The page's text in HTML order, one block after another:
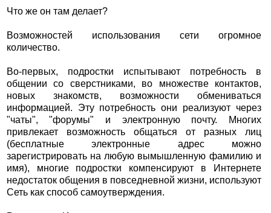
Что же он там делает?
Возможностей использования сети огромное
количество.
Во-первых, подростки испытывают потребность в
общении со сверстниками, во множестве контактов,
новых знакомств, возможности обмениваться
информацией. Эту потребность они реализуют через
"чаты", "форумы" и электронную почту. Многих
привлекает возможность общаться от разных лиц
(бесплатные электронные адрес можно
зарегистрировать на любую вымышленную фамилию и
имя), многие подростки компенсируют в Интернете
недостаток общения в повседневной жизни, используют
Сеть как способ самоутверждения.